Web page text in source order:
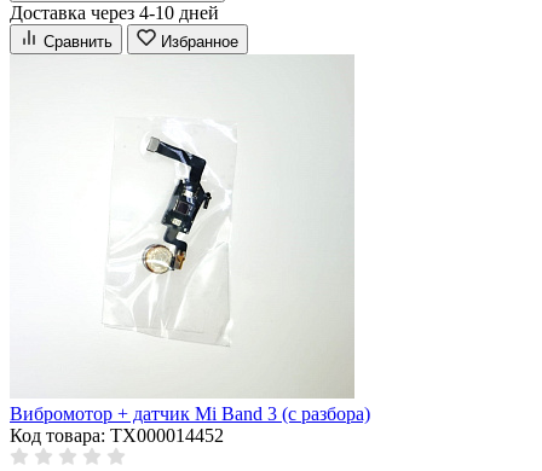
Доставка через 4-10 дней
Сравнить Избранное
Вибромотор + датчик Mi Band 3 (с разбора)
Код товара: ТХ000014452